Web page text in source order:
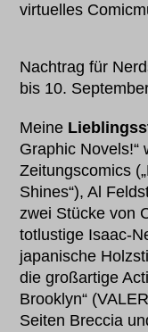
virtuelles
Nachtrag für
bis 10.
Meine
Graphic Novels!“
Zeitungscomics
Shines“), Al
zwei Stücke von
totlustige Isaac-
japanische
die großartige
Brooklyn“
Seiten Breccia